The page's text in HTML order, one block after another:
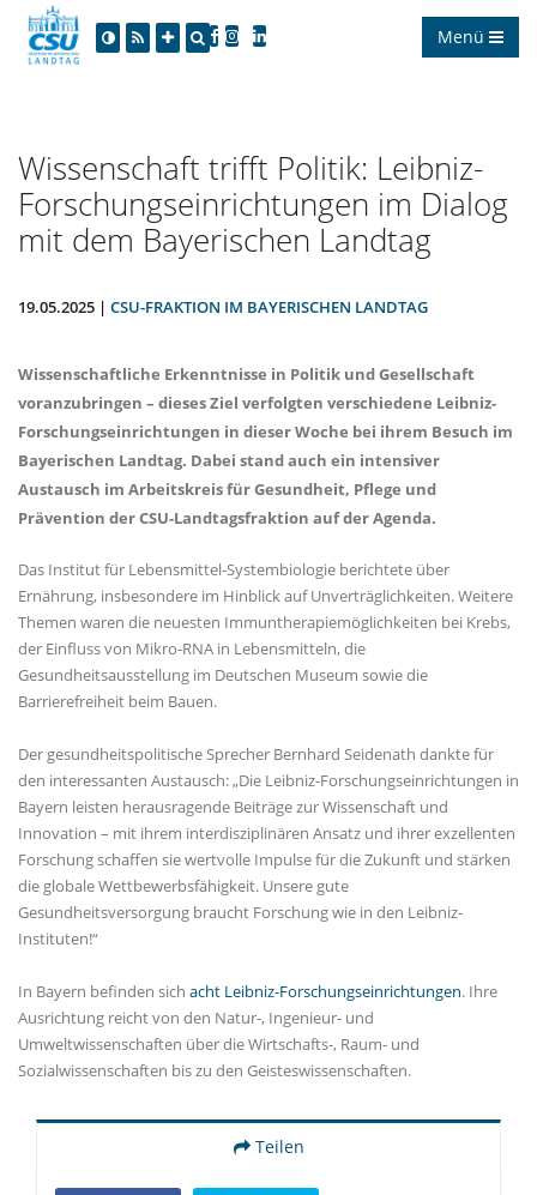
Menü
Wissenschaft trifft Politik: Leibniz-
Forschungseinrichtungen im Dialog
mit dem Bayerischen Landtag
19.05.2025 | CSU-FRAKTION IM BAYERISCHEN LANDTAG
Wissenschaftliche Erkenntnisse in Politik und Gesellschaft
voranzubringen – dieses Ziel verfolgten verschiedene Leibniz-
Forschungseinrichtungen in dieser Woche bei ihrem Besuch im
Bayerischen Landtag. Dabei stand auch ein intensiver
Austausch im Arbeitskreis für Gesundheit, Pflege und
Prävention der CSU-Landtagsfraktion auf der Agenda.
Das Institut für Lebensmittel-Systembiologie berichtete über
Ernährung, insbesondere im Hinblick auf Unverträglichkeiten. Weitere
Themen waren die neuesten Immuntherapiemöglichkeiten bei Krebs,
der Einfluss von Mikro-RNA in Lebensmitteln, die
Gesundheitsausstellung im Deutschen Museum sowie die
Barrierefreiheit beim Bauen.
Der gesundheitspolitische Sprecher Bernhard Seidenath dankte für
den interessanten Austausch: „Die Leibniz-Forschungseinrichtungen in
Bayern leisten herausragende Beiträge zur Wissenschaft und
Innovation – mit ihrem interdisziplinären Ansatz und ihrer exzellenten
Forschung schaffen sie wertvolle Impulse für die Zukunft und stärken
die globale Wettbewerbsfähigkeit. Unsere gute
Gesundheitsversorgung braucht Forschung wie in den Leibniz-
Instituten!“
In Bayern befinden sich acht Leibniz-Forschungseinrichtungen. Ihre
Ausrichtung reicht von den Natur-, Ingenieur- und
Umweltwissenschaften über die Wirtschafts-, Raum- und
Sozialwissenschaften bis zu den Geisteswissenschaften.
Teilen